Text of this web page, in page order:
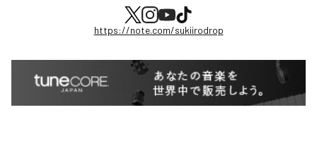
https://note.com/sukiirodrop